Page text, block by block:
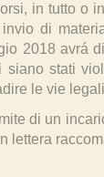
in tutto
di
2018 avrá
stati
le vie
di un
lettera